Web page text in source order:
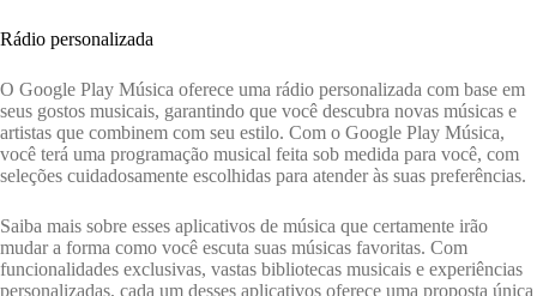
Rádio personalizada
O Google Play Música oferece uma rádio personalizada com base em
seus gostos musicais, garantindo que você descubra novas músicas e
artistas que combinem com seu estilo. Com o Google Play Música,
você terá uma programação musical feita sob medida para você, com
seleções cuidadosamente escolhidas para atender às suas preferências.
Saiba mais sobre esses aplicativos de música que certamente irão
mudar a forma como você escuta suas músicas favoritas. Com
funcionalidades exclusivas, vastas bibliotecas musicais e experiências
personalizadas, cada um desses aplicativos oferece uma proposta única